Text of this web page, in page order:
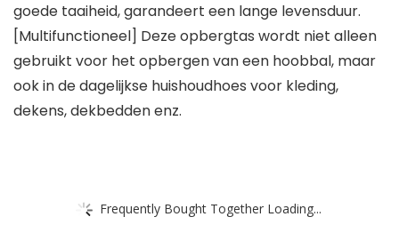
goede taaiheid, garandeert een lange levensduur.
[Multifunctioneel] Deze opbergtas wordt niet alleen
gebruikt voor het opbergen van een hoobbal, maar
ook in de dagelijkse huishoudhoes voor kleding,
dekens, dekbedden enz.
Frequently Bought Together Loading...